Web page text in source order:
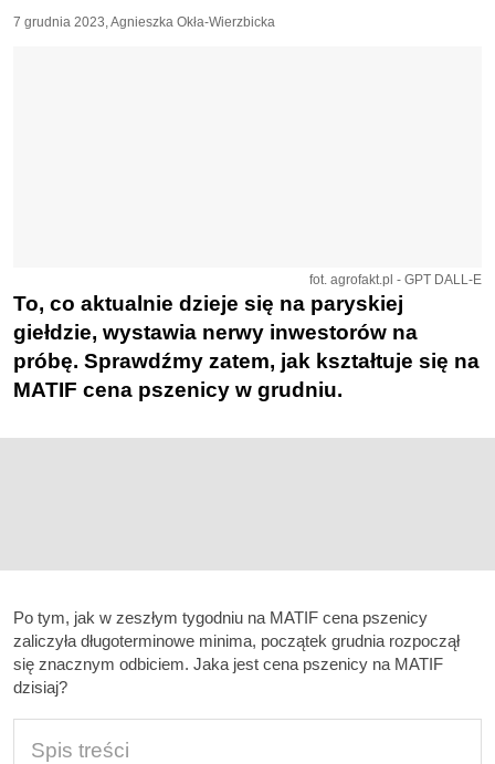
7 grudnia 2023,Agnieszka Okła-Wierzbicka
fot. agrofakt.pl - GPT DALL-E
To, co aktualnie dzieje się na paryskiej
giełdzie, wystawia nerwy inwestorów na
próbę. Sprawdźmy zatem, jak kształtuje się na
MATIF cena pszenicy w grudniu.
Po tym, jak w zeszłym tygodniu na MATIF cena pszenicy
zaliczyła długoterminowe minima, początek grudnia rozpoczął
się znacznym odbiciem. Jaka jest cena pszenicy na MATIF
dzisiaj?
Spis treści